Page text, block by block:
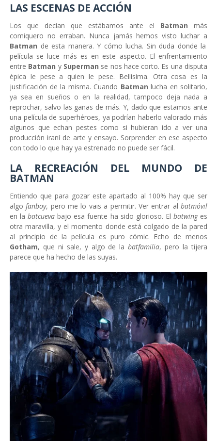
LAS ESCENAS DE ACCIÓN
Los que decían que estábamos ante el Batman más
comiquero no erraban. Nunca jamás hemos visto luchar a
Batman de esta manera. Y cómo lucha. Sin duda donde la
película se luce más es en este aspecto. El enfrentamiento
entre Batman ySuperman se nos hace corto. Es una disputa
épica le pese a quien le pese. Bellísima. Otra cosa es la
justificación de la misma. Cuando Batman lucha en solitario,
ya sea en sueños o en la realidad, tampoco deja nada a
reprochar, salvo las ganas de más. Y, dado que estamos ante
una película de superhéroes, ya podrían haberlo valorado más
algunos que echan pestes como si hubieran ido a ver una
producción iraní de arte y ensayo. Sorprender en ese aspecto
con todo lo que hay ya estrenado no puede ser fácil.
LA RECREACIÓN DEL MUNDO DE
BATMAN
Entiendo que para gozar este apartado al 100% hay que ser
algofanboy, pero me lo vais a permitir. Ver entrar albatmóvil
en labatcuevabajo esa fuente ha sido glorioso. El batwing es
otra maravilla, y el momento donde está colgado de la pared
al principio de la película es puro cómic. Echo de menos
Gotham, que ni sale, y algo de labatfamilia, pero la tijera
parece que ha hecho de las suyas.